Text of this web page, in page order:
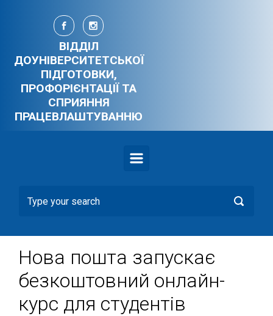
Skip to main content
ВІДДІЛ
ДОУНІВЕРСИТЕТСЬКОЇ
ПІДГОТОВКИ,
ПРОФОРІЄНТАЦІЇ ТА
СПРИЯННЯ
ПРАЦЕВЛАШТУВАННЮ
Нова пошта запускає
безкоштовний онлайн-
курс для студентів